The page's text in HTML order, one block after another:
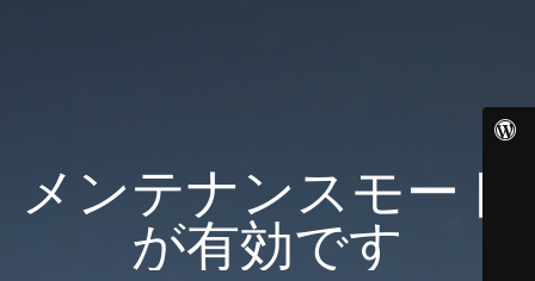
メンテナンスモード
が有効です